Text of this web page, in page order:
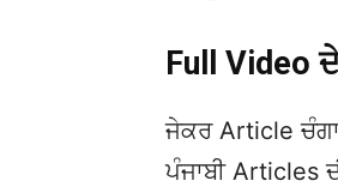
Full Video
ਜੇਕਰ Article
ਪੰਜਾਬੀ Articles